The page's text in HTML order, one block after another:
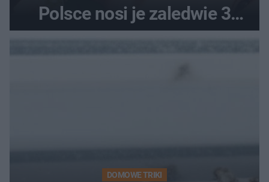
Polsce nosi je zaledwie 3
kobiety
DOMOWE TRIKI